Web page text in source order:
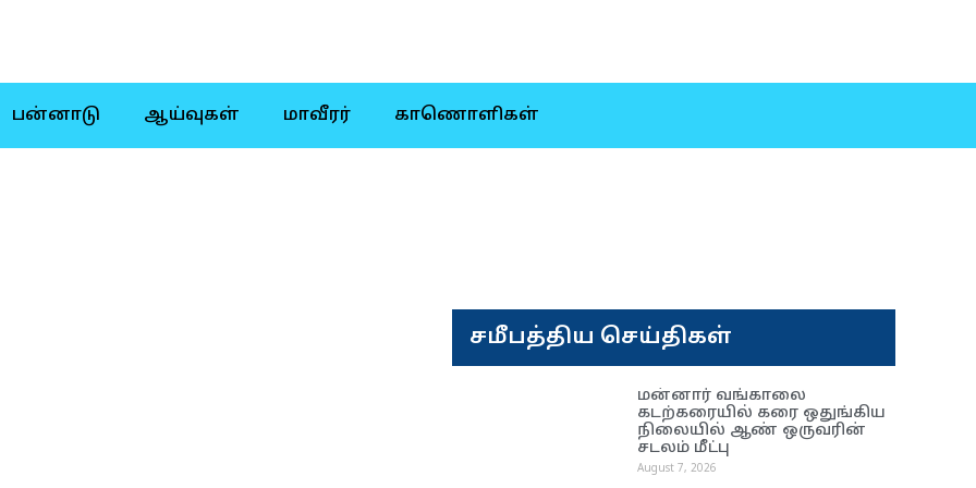
பன்னாடு ஆய்வுகள் மாவீரர் காணொளிகள்
சமீபத்திய செய்திகள்
மன்னார் வங்காலை
கடற்கரையில் கரை ஒதுங்கிய
நிலையில் ஆண் ஒருவரின்
சடலம் மீட்பு
August 7, 2026